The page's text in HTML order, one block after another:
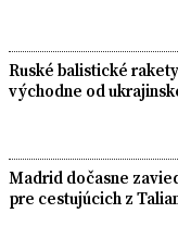
Ruské balistické
východne od
Madrid dočasne
pre cestujúcich z